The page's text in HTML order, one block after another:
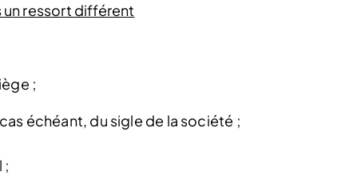
un ressort différent
;
échéant, du sigle de la société ;
;